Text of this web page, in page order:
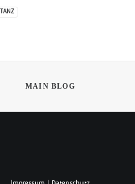
TANZ
MAIN BLOG